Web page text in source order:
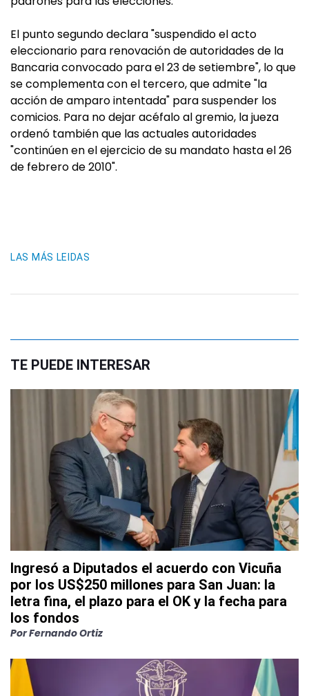
El punto segundo declara "suspendido el acto
eleccionario para renovación de autoridades de la
Bancaria convocado para el 23 de setiembre", lo que
se complementa con el tercero, que admite "la
acción de amparo intentada" para suspender los
comicios. Para no dejar acéfalo al gremio, la jueza
ordenó también que las actuales autoridades
"continúen en el ejercicio de su mandato hasta el 26
de febrero de 2010".
LAS MÁS LEIDAS
TE PUEDE INTERESAR
Ingresó a Diputados el acuerdo con Vicuña
por los US$250 millones para San Juan: la
letra fina, el plazo para el OK y la fecha para
los fondos
PorFernando Ortiz